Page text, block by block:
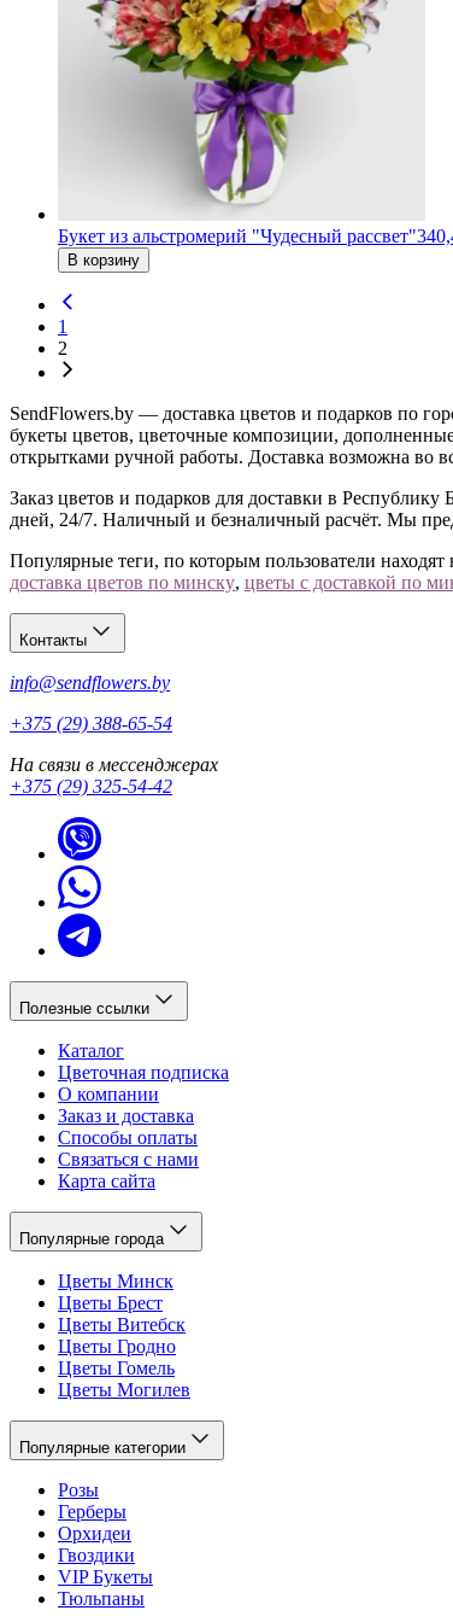
Букет из альстромерий "Чудесный рассвет"
В корзину
1
2
SendFlowers.by — доставка цветов и подарков по
букеты цветов, цветочные композиции,
открытками ручной работы. Доставка возможна во
Заказ цветов и подарков для доставки в
дней, 24/7. Наличный и безналичный расчёт. Мы
Популярные теги, по которым пользователи находят
доставка цветов по минску, цветы с доставкой по
Контакты
info@sendflowers.by
+375 (29) 388-65-54
На связи в мессенджерах
+375 (29) 325-54-42
Полезные ссылки
Каталог
Цветочная подписка
О компании
Заказ и доставка
Способы оплаты
Связаться с нами
Карта сайта
Популярные города
Цветы Минск
Цветы Брест
Цветы Витебск
Цветы Гродно
Цветы Гомель
Цветы Могилев
Популярные категории
Розы
Герберы
Орхидеи
Гвоздики
VIP Букеты
Тюльпаны